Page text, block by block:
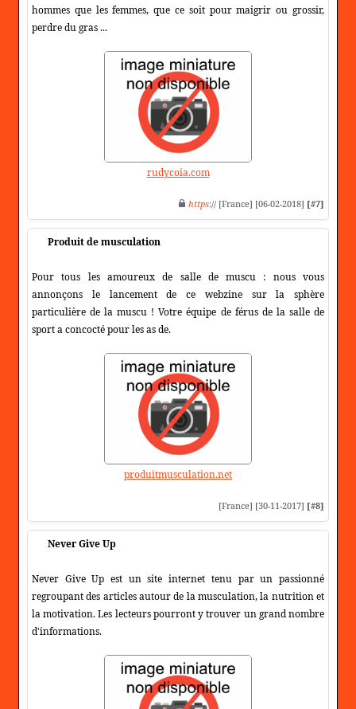
hommes que les femmes, que ce soit pour maigrir ou grossir,
perdre du gras ...
rudycoia.com
https:// [France] [06-02-2018] [#7]
Produit de musculation
Pour tous les amoureux de salle de muscu : nous vous
annonçons le lancement de ce webzine sur la sphère
particulière de la muscu ! Votre équipe de férus de la salle de
sport a concocté pour les as de.
produitmusculation.net
[France] [30-11-2017] [#8]
Never Give Up
Never Give Up est un site internet tenu par un passionné
regroupant des articles autour de la musculation, la nutrition et
la motivation. Les lecteurs pourront y trouver un grand nombre
d'informations.